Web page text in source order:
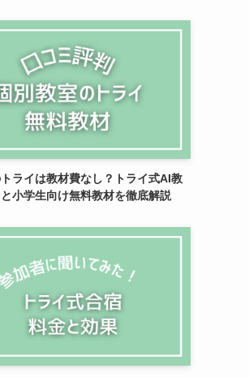
ライは教材費なし？トライ式AI教
小学生向け無料教材を徹底解説